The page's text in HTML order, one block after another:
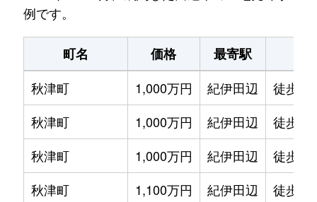
例です。
町名 価格 最寄駅
秋津町
1,000万円 紀伊田辺
徒歩45
秋津町
1,000万円 紀伊田辺
徒歩25
秋津町
1,000万円 紀伊田辺
徒歩45
秋津町
1,100万円 紀伊田辺
徒歩45